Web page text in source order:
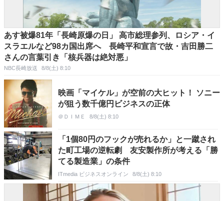
あす被爆81年「長崎原爆の日」 高市総理参列、ロシア・イ
スラエルなど98カ国出席へ 長崎平和宣言で故・吉田勝二
さんの言葉引き「核兵器は絶対悪」
NBC長崎放送 8/8(土) 8:10
映画「マイケル」が空前の大ヒット！ ソニー
が狙う数千億円ビジネスの正体
＠ＤＩＭＥ 8/8(土) 8:10
「1個80円のフックが売れるか」と一蹴され
た町工場の逆転劇 友安製作所が考える「勝
てる製造業」の条件
ITmedia ビジネスオンライン 8/8(土) 8:10